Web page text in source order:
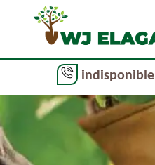
indisponible